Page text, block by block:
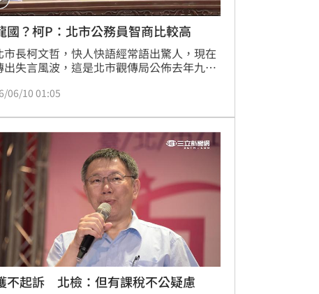
國？柯P：北市公務員智商比較高
市長柯文哲，快人快語經常語出驚人，現在
出失言風波，這是北市觀傳局公佈去年九月
務員平均智商一定比其他縣市高」，還說因
到外縣市。」，引起市議員紛紛批評，柯文
在天龍國心態，民眾也質疑，智商跟能力不
比吧，應該是經驗比較重要。
06/10 01:05
不起訴 北檢：但有課稅不公疑慮